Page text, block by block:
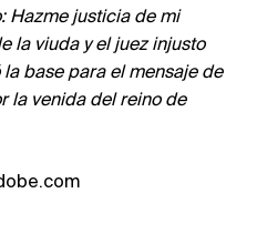
Hazme justicia de mi
la viuda y el juez injusto
la base para el mensaje de
la venida del reino de